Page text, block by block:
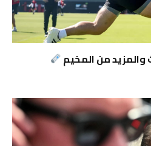
والمزيد من المخيم